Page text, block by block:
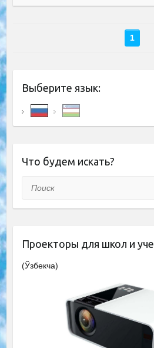
1
Выберите язык:
Что будем искать?
Поиск
Проекторы для школ и
(Ўзбекча)